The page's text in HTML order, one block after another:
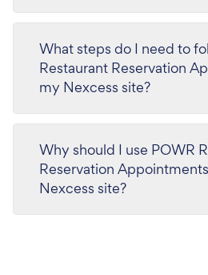
What steps do I need to
Restaurant Reservation
my Nexcess site?
Why should I use POWR
Reservation
Nexcess site?